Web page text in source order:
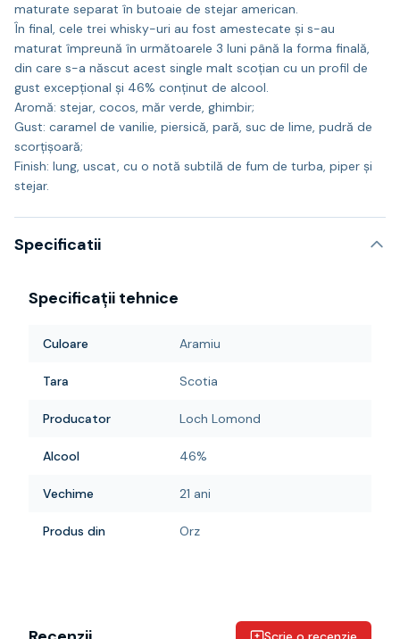
maturate separat în butoaie de stejar american.
În final, cele trei whisky-uri au fost amestecate și s-au
maturat împreună în următoarele 3 luni până la forma finală,
din care s-a născut acest single malt scoțian cu un profil de
gust excepțional și 46% conținut de alcool.
Aromă: stejar, cocos, măr verde, ghimbir;
Gust: caramel de vanilie, piersică, pară, suc de lime, pudră de
scorțișoară;
Finish: lung, uscat, cu o notă subtilă de fum de turba, piper și
stejar.
Specificatii
Specificații tehnice
Culoare Aramiu
Tara Scotia
Producator Loch Lomond
Alcool 46%
Vechime 21 ani
Produs din Orz